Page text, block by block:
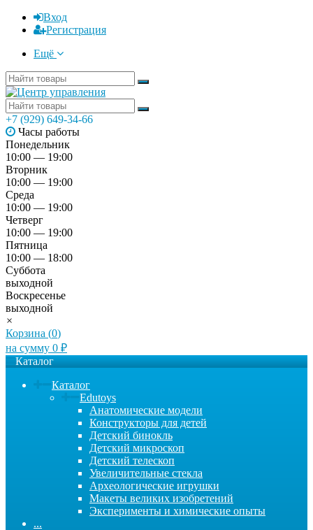
Вход
Регистрация
Ещё
+7 (929) 649-34-66
Часы работы
Понедельник
10:00 — 19:00
Вторник
10:00 — 19:00
Среда
10:00 — 19:00
Четверг
10:00 — 19:00
Пятница
10:00 — 18:00
Суббота
выходной
Воскресенье
выходной
×
Корзина (0)
на сумму 0 ₽
Каталог
Каталог
Edutoys
Анатомические модели
Конструкторы для детей
Детский бинокль
Детский микроскоп
Детский телескоп
Увеличительные стекла
Археологические игрушки
Макеты великих изобретений
Эксперименты и химические опыты
...